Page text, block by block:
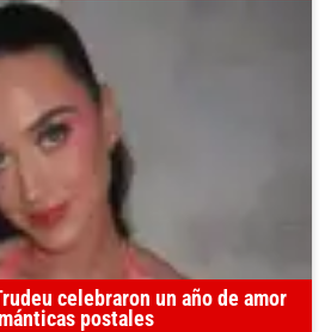
celebraron un año de amor
postales